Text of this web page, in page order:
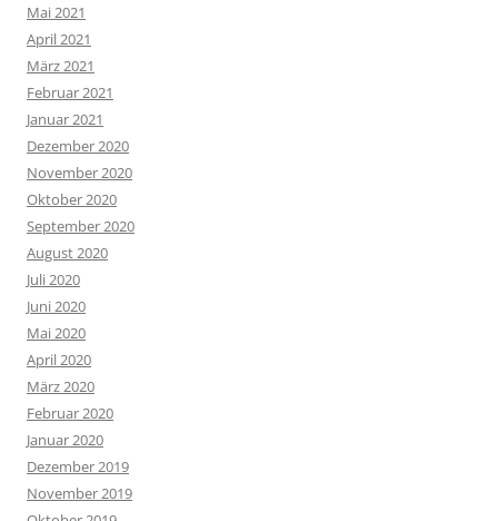
Mai 2021
April 2021
März 2021
Februar 2021
Januar 2021
Dezember 2020
November 2020
Oktober 2020
September 2020
August 2020
Juli 2020
Juni 2020
Mai 2020
April 2020
März 2020
Februar 2020
Januar 2020
Dezember 2019
November 2019